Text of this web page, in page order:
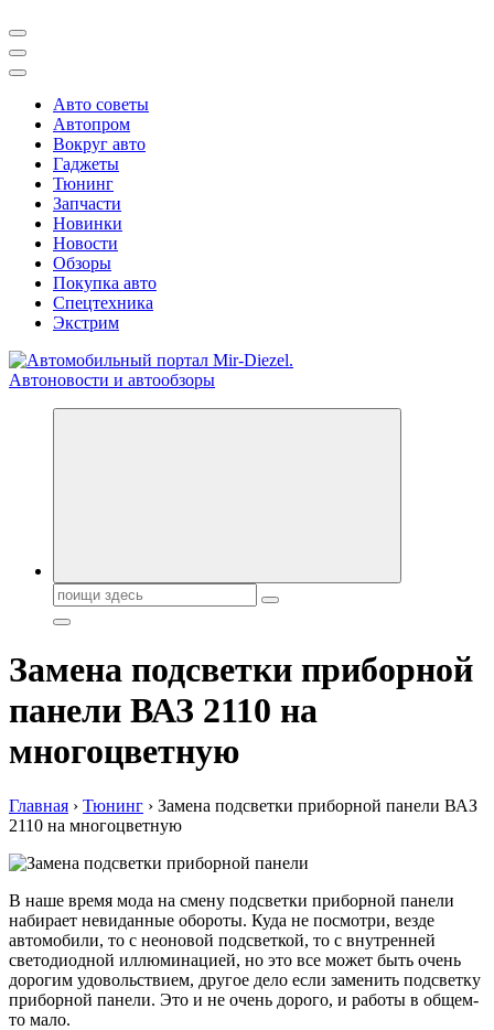
Авто советы
Автопром
Вокруг авто
Гаджеты
Тюнинг
Запчасти
Новинки
Новости
Обзоры
Покупка авто
Спецтехника
Экстрим
Справочник автомобилиста. Обзор новинок популярных
Поиск:
Замена подсветки приборной
панели ВАЗ 2110 на
многоцветную
Главная › Тюнинг › Замена подсветки приборной панели ВАЗ
2110 на многоцветную
В наше время мода на смену подсветки приборной панели
набирает невиданные обороты. Куда не посмотри, везде
автомобили, то с неоновой подсветкой, то с внутренней
светодиодной иллюминацией, но это все может быть очень
дорогим удовольствием, другое дело если заменить подсветку
приборной панели. Это и не очень дорого, и работы в общем-
то мало.